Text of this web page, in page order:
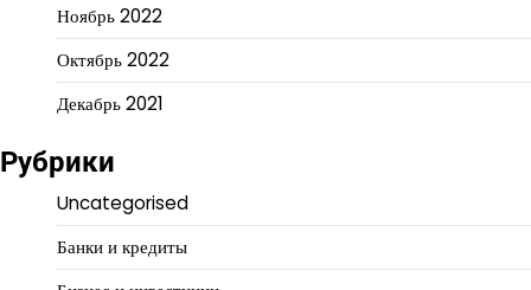
Ноябрь 2022
Октябрь 2022
Декабрь 2021
Рубрики
Uncategorised
Банки и кредиты